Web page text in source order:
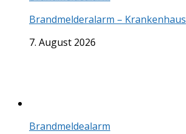
Brandmelderalarm – Krankenhaus
7. August 2026
Brandmeldealarm